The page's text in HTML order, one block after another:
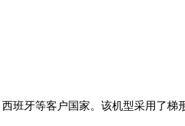
班牙等客户国家。该机型采用了